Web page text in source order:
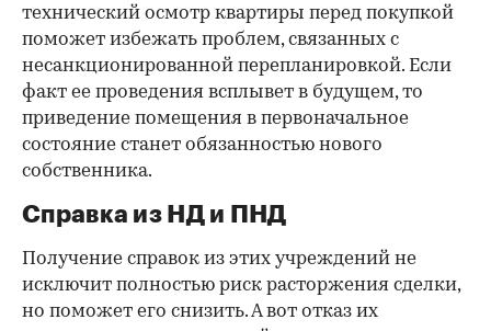
технический осмотр квартиры перед покупкой
поможет избежать проблем, связанных с
несанкционированной перепланировкой. Если
факт ее проведения всплывет в будущем, то
приведение помещения в первоначальное
состояние станет обязанностью нового
собственника.
Справка из НД и ПНД
Получение справок из этих учреждений не
исключит полностью риск расторжения сделки,
но поможет его снизить. А вот отказ их